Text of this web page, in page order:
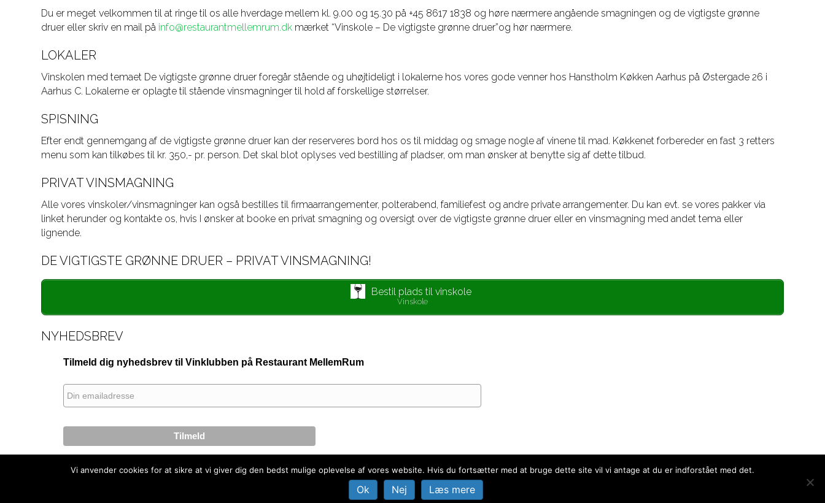
Du er meget velkommen til at ringe til os alle hverdage mellem kl. 9.00 og 15.30 på +45 8617 1838 og høre nærmere angående smagningen og de vigtigste grønne
druer eller skriv en mail på info@restaurantmellemrum.dk mærket “Vinskole – De vigtigste grønne druer”og hør nærmere.
LOKALER
Vinskolen med temaet De vigtigste grønne druer foregår stående og uhøjtideligt i lokalerne hos vores gode venner hos Hanstholm Køkken Aarhus på Østergade 26 i
Aarhus C. Lokalerne er oplagte til stående vinsmagninger til hold af forskellige størrelser.
SPISNING
Efter endt gennemgang af de vigtigste grønne druer kan der reserveres bord hos os til middag og smage nogle af vinene til mad. Køkkenet forbereder en fast 3 retters
menu som kan tilkøbes til kr. 350,- pr. person. Det skal blot oplyses ved bestilling af pladser, om man ønsker at benytte sig af dette tilbud.
PRIVAT VINSMAGNING
Alle vores vinskoler/vinsmagninger kan også bestilles til firmaarrangementer, polterabend, familiefest og andre private arrangementer. Du kan evt. se vores pakker via
linket herunder og kontakte os, hvis I ønsker at booke en privat smagning og oversigt over de vigtigste grønne druer eller en vinsmagning med andet tema eller
lignende.
DE VIGTIGSTE GRØNNE DRUER – PRIVAT VINSMAGNING!
Bestil plads til vinskole
Vinskole
NYHEDSBREV
Tilmeld dig nyhedsbrev til Vinklubben på Restaurant MellemRum
– tilbage til oversigten –
Vi anvender cookies for at sikre at vi giver dig den bedst mulige oplevelse af vores website. Hvis du fortsætter med at bruge dette site vil vi antage at du er indforstået med det.
Ok Nej Læs mere